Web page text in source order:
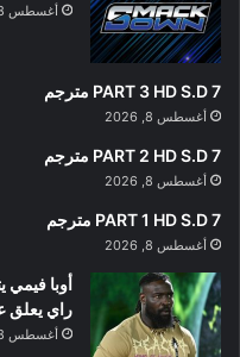
أغسطس 8, 2026
PART 3 HD S.D 7 مترجم
أغسطس 8, 2026
PART 2 HD S.D 7 مترجم
أغسطس 8, 2026
PART 1 HD S.D 7 مترجم
أغسطس 8, 2026
أوبا
راي يعلق
أغسطس 8, 2026